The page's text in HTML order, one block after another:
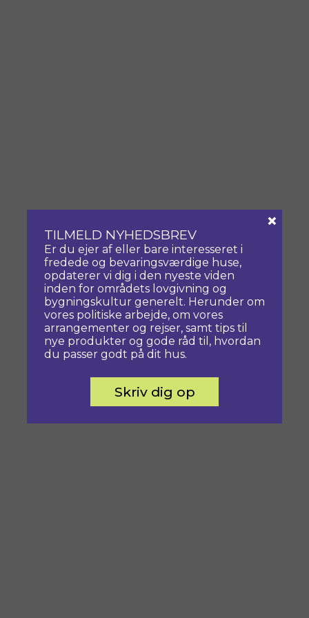
TILMELD NYHEDSBREV
Er du ejer af eller bare interesseret i
fredede og bevaringsværdige huse,
opdaterer vi dig i den nyeste viden
inden for områdets lovgivning og
bygningskultur generelt. Herunder om
vores politiske arbejde, om vores
arrangementer og rejser, samt tips til
nye produkter og gode råd til, hvordan
du passer godt på dit hus.
Skriv dig op
×